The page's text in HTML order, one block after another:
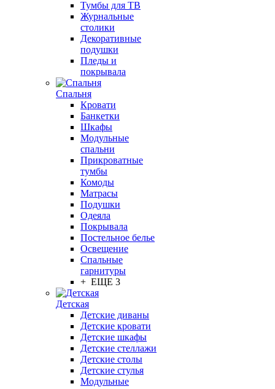
Тумбы для ТВ
Журнальные
столики
Декоративные
подушки
Пледы и
покрывала
Спальня
Кровати
Банкетки
Шкафы
Модульные
спальни
Прикроватные
тумбы
Комоды
Матрасы
Подушки
Одеяла
Покрывала
Постельное белье
Освещение
Спальные
гарнитуры
+ ЕЩЕ 3
Детская
Детские диваны
Детские кровати
Детские шкафы
Детские стеллажи
Детские столы
Детские стулья
Модульные